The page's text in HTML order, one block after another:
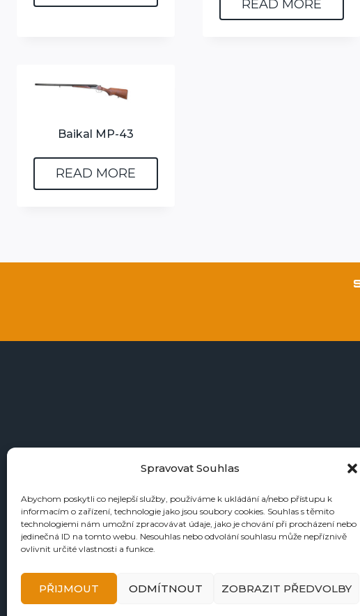
Spravovat Souhlas
Abychom poskytli co nejlepší služby, používáme k ukládání a/nebo přístupu k
informacím o zařízení, technologie jako jsou soubory cookies. Souhlas s těmito
technologiemi nám umožní zpracovávat údaje, jako je chování při procházení nebo
jedinečná ID na tomto webu. Nesouhlas nebo odvolání souhlasu může nepříznivě
ovlivnit určité vlastnosti a funkce.
PŘIJMOUT ODMÍTNOUT ZOBRAZIT PŘEDVOLBY
READ MORE
Baikal MP-43
READ MORE
+420
KATALOGY
Zbraně
Reloading
Doplňky
KE